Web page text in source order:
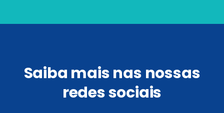
Saiba mais nas nossas
redes sociais